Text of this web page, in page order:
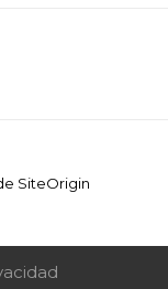
SiteOrigin